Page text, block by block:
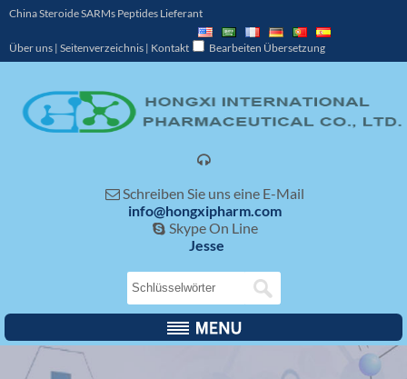
China Steroide SARMs Peptides Lieferant
Über uns | Seitenverzeichnis | Kontakt Bearbeiten Übersetzung

Schreiben Sie uns eine E-Mail
info@hongxipharm.com
 Skype On Line
Jesse